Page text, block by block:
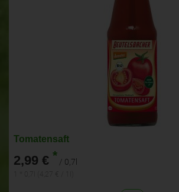
Tomatensaft
2,99 € * / 0,7l